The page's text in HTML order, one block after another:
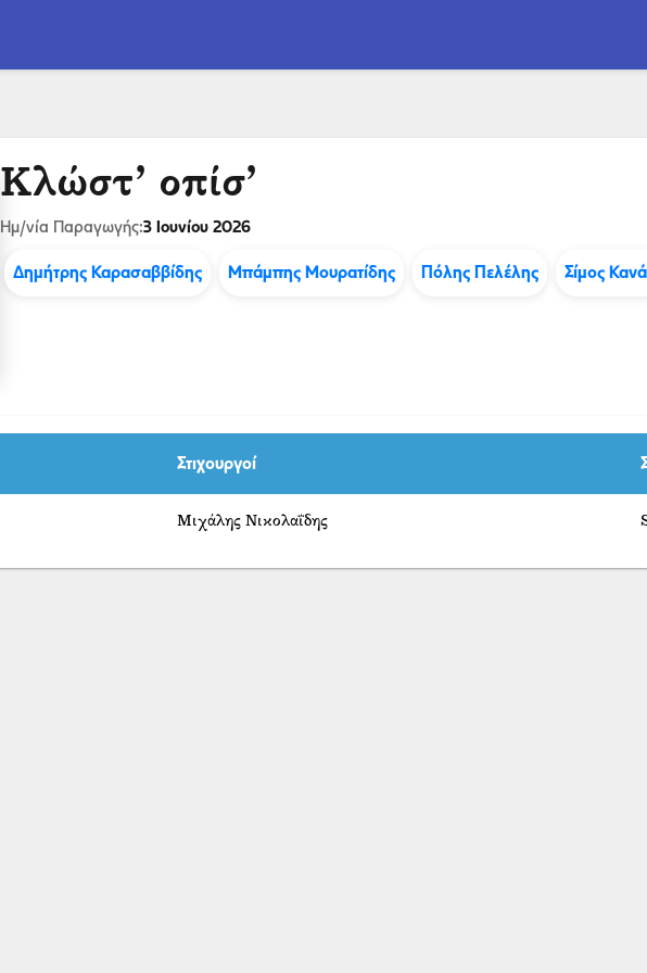
Κλώστ’ οπίσ’
Ημ/νία Παραγωγής:3 Ιουνίου 2026
Δημήτρης Καρασαββίδης Μπάμπης Μουρατίδης Πόλης Πελέλης Σίμος
Στιχουργοί
Μιχάλης Νικολαΐδης